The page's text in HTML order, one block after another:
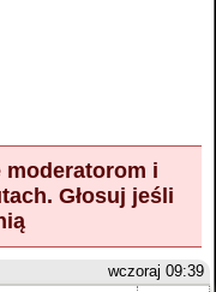
moderatorom i
Głosuj jeśli
wczoraj 09:39